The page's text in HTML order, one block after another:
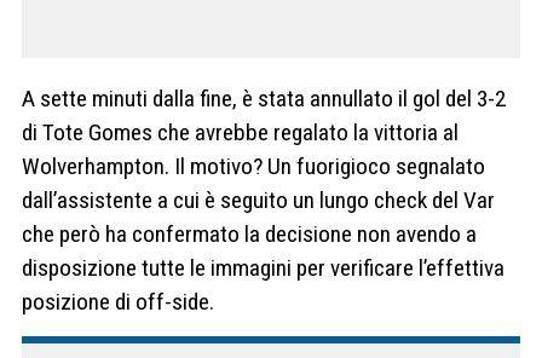
A sette minuti dalla fine, è stata annullato il gol del 3-2
di Tote Gomes che avrebbe regalato la vittoria al
Wolverhampton. Il motivo? Un fuorigioco segnalato
dall’assistente a cui è seguito un lungo check del Var
che però ha confermato la decisione non avendo a
disposizione tutte le immagini per verificare l’effettiva
posizione di off-side.